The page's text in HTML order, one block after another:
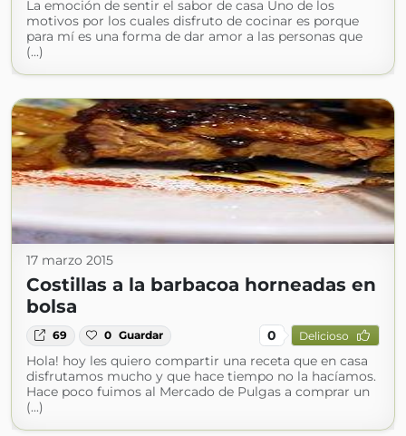
La emoción de sentir el sabor de casa Uno de los
motivos por los cuales disfruto de cocinar es porque
para mí es una forma de dar amor a las personas que
(...)
17 marzo 2015
Costillas a la barbacoa horneadas en
bolsa
69 0 Guardar 0 Delicioso
Hola! hoy les quiero compartir una receta que en casa
disfrutamos mucho y que hace tiempo no la hacíamos.
Hace poco fuimos al Mercado de Pulgas a comprar un
(...)